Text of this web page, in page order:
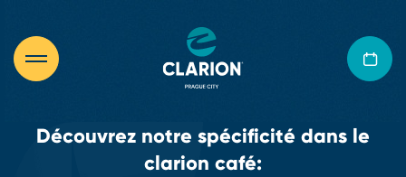
Découvrez notre spécificité dans le
clarion café: